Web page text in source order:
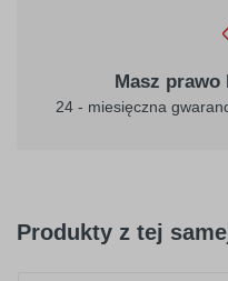
Masz
24 - miesięczna
Produkty z tej